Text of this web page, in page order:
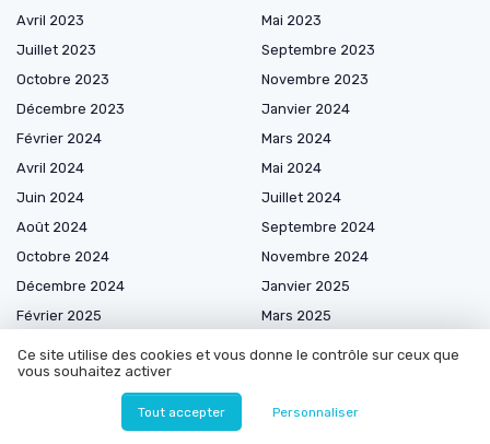
Avril 2023
Mai 2023
Juillet 2023
Septembre 2023
Octobre 2023
Novembre 2023
Décembre 2023
Janvier 2024
Février 2024
Mars 2024
Avril 2024
Mai 2024
Juin 2024
Juillet 2024
Août 2024
Septembre 2024
Octobre 2024
Novembre 2024
Décembre 2024
Janvier 2025
Février 2025
Mars 2025
Juin 2025
Ce site utilise des cookies et vous donne le contrôle sur ceux que
vous souhaitez activer
Tout accepter Personnaliser